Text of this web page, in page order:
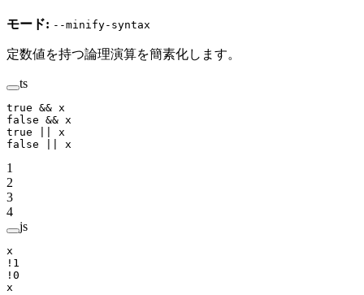
モード: --minify-syntax
定数値を持つ論理演算を簡素化します。
ts
true && x
false && x
true
x
false
x
1
2
3
4
js
x
! 1
! 0
x